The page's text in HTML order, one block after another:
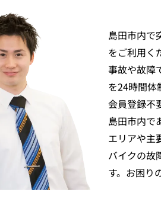
島田市内で
をご利用く
事故や故障
を24時間体
会員登録不
島田市内で
エリアや主
バイクの故
す。お困り